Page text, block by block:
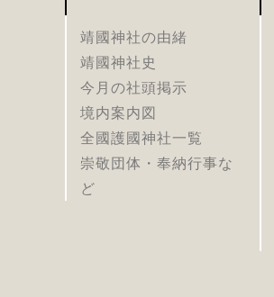
靖國神社の由緒
靖國神社史
今月の社頭掲示
境内案内図
全國護國神社一覧
崇敬団体・奉納行事な
ど